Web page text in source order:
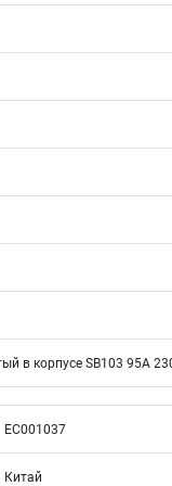
в корпусе SB103 95А
EC001037
Китай